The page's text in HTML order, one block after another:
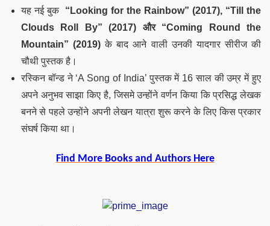
यह नई बुक “Looking for the Rainbow” (2017), “Till the
Clouds Roll By” (2017)
और “Coming Round the
Mountain” (2019) के बाद आने वाली उनकी यादगार सीरीज की
चौथी पुस्तक है।
रस्किन बॉन्ड ने ‘A Song of India’ पुस्तक में 16 साल की उम्र में हुए
अपने अनुभव साझा किए है, जिसमे उन्होंने वर्णन किया कि प्रसिद्ध लेखक
बनने से पहले उन्होंने अपनी लेखन यात्रा शुरू करने के लिए किस प्रकार
संघर्ष किया था।
Find More Books and Authors Here